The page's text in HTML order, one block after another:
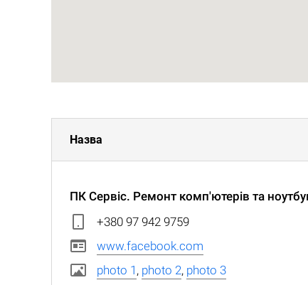
Назва
ПК Сервіс. Ремонт комп'ютерів та
+380 97 942 9759
www.facebook.com
photo 1 , photo 2, photo 3